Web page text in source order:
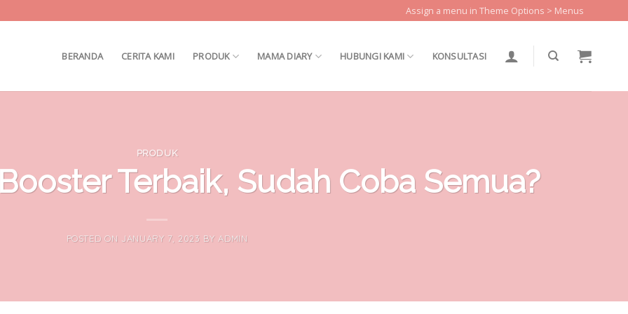
Assign a menu in Theme Options > Menus
BERANDA CERITA KAMI PRODUK MAMA DIARY HUBUNGI KAMI KONSULTASI
PRODUK
Terbaik, Sudah Coba Semua?
POSTED ON JANUARY 7, 2023 BY ADMIN